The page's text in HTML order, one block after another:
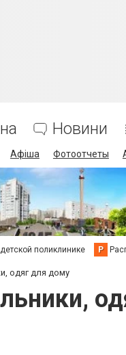
Новини
Афіша Фотоотчеты
поликлинике Р
одяг для дому